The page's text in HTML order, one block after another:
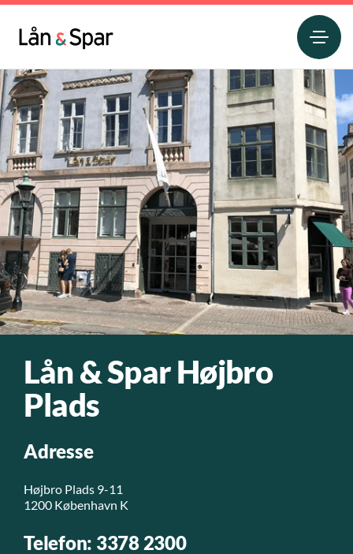
Lån & Spar Højbro
Plads
Adresse
Højbro Plads 9-11
1200 København K
Telefon: 3378 2300